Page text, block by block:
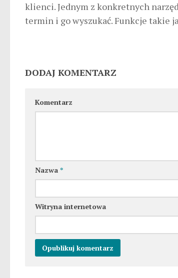
klienci. Jednym z konkretnych
termin i go wyszukać. Funkcje takie
DODAJ KOMENTARZ
Komentarz
Nazwa *
Witryna internetowa